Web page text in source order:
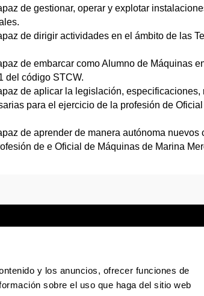
y los anuncios, ofrecer funciones de
sobre el uso que haga del sitio web
de gestionar, operar y explotar
de dirigir actividades en el ámbito de las
de embarcar como Alumno de Máquinas
del código STCW.
de aplicar la legislación, especificaciones,
para el ejercicio de la profesión de
de aprender de manera autónoma nuevos
de e Oficial de Máquinas de Marina
Accesibilidad Información legal